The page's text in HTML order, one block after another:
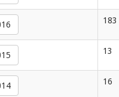
183
13
16